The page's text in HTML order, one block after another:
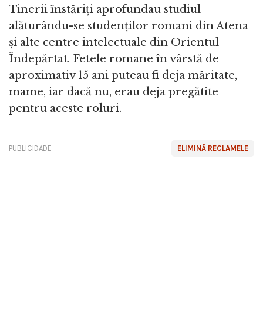
Tinerii înstăriți aprofundau studiul
alăturându-se studenților romani din Atena
și alte centre intelectuale din Orientul
Îndepărtat. Fetele romane în vârstă de
aproximativ 15 ani puteau fi deja măritate,
mame, iar dacă nu, erau deja pregătite
pentru aceste roluri.
ELIMINĂ RECLAMELE
PUBLICIDADE